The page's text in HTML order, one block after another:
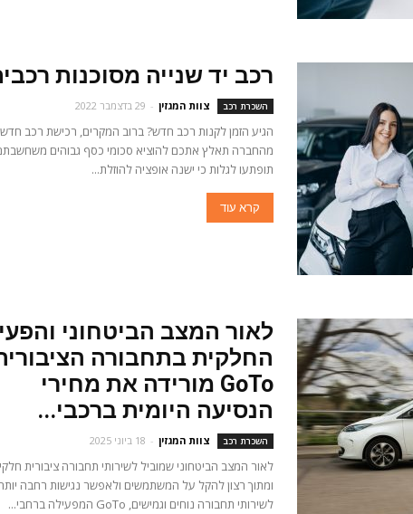
רכב יד שנייה מסוכנות
השכרת רכב צוות המגזין - 29 בדצמבר 2022
הגיע הזמן לקנות רכב חדש? ברוב המקרים, רכישת רכב חדש
מהחברה תאלץ אתכם להוציא סכומי כסף גבוהים
תופתעו לגלות כי ישנה אופציה להוזלת...
קרא עוד
לאור המצב הביטחוני
החלקית בתחבורה
GoTo מורידה את מחירי
הנסיעה היומית ברכבי...
השכרת רכב צוות המגזין - 18 ביוני 2025
לאור המצב הביטחוני שמוביל לשירותי תחבורה ציבורית
ומתוך רצון להקל על המשתמשים ולאפשר נגישות רחבה
לשירותי תחבורה נוחים וגמישים, GoTo המפעילה ברחבי...